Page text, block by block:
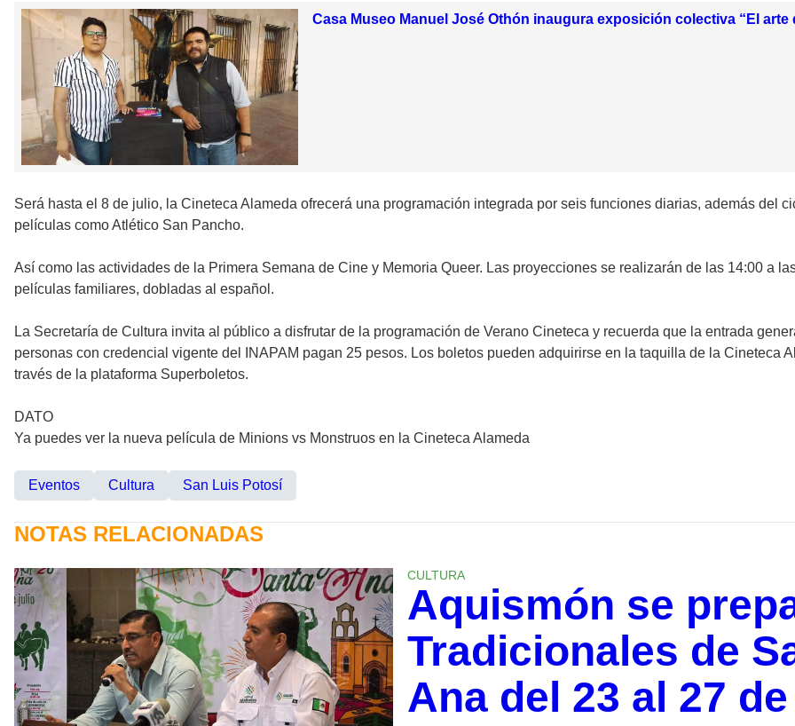
Casa Museo Manuel José Othón inaugura exposición colectiva “El arte
Será hasta el 8 de julio, la Cineteca Alameda ofrecerá una programación integrada por seis funciones diarias, además del
películas como Atlético San Pancho.
Así como las actividades de la Primera Semana de Cine y Memoria Queer. Las proyecciones se realizarán de las 14:00 a
películas familiares, dobladas al español.
La Secretaría de Cultura invita al público a disfrutar de la programación de Verano Cineteca y recuerda que la entrada
personas con credencial vigente del INAPAM pagan 25 pesos. Los boletos pueden adquirirse en la taquilla de la Cineteca
través de la plataforma Superboletos.
DATO
Ya puedes ver la nueva película de Minions vs Monstruos en la Cineteca Alameda
Eventos Cultura San Luis Potosí
NOTAS RELACIONADAS
CULTURA
Aquismón se
Tradicionales de
Ana del 23 al 27